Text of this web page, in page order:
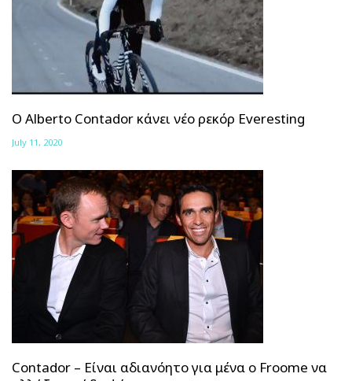
Ο Alberto Contador κάνει νέο ρεκόρ Everesting
July 11, 2020
Contador – Είναι αδιανόητο για μένα ο Froome να